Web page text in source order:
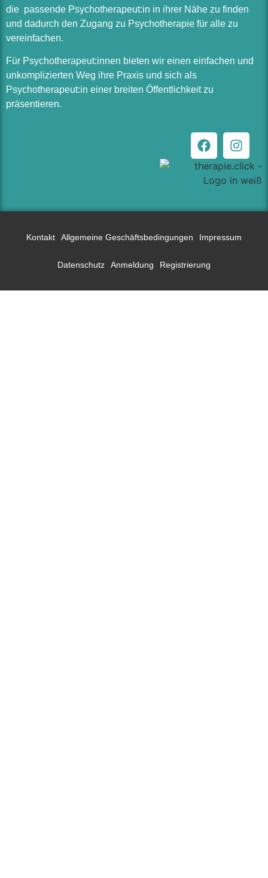
die passende Psychotherapeut:in in ihrer Nähe zu finden
und dadurch den Zugang zu Psychotherapie für alle zu
vereinfachen.
Für Psychotherapeut:innen bieten wir einen einfachen und
unkomplizierten Weg ihre Praxis und sich als
Psychotherapeut:in einer breiten Öffentlichkeit zu
präsentieren.
Kontakt Allgemeine Geschäftsbedingungen Impressum
Datenschutz Anmeldung Registrierung